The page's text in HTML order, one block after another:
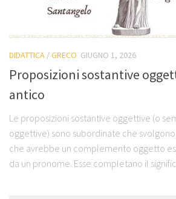
DIDATTICA /GRECO GIUGNO 1, 2026
Proposizioni sostantive
antico
Le proposizioni sostantive oggettive (o
oggettive) sono subordinate che
che avrebbe un complemento oggetto
da un pronome. Esse completano il